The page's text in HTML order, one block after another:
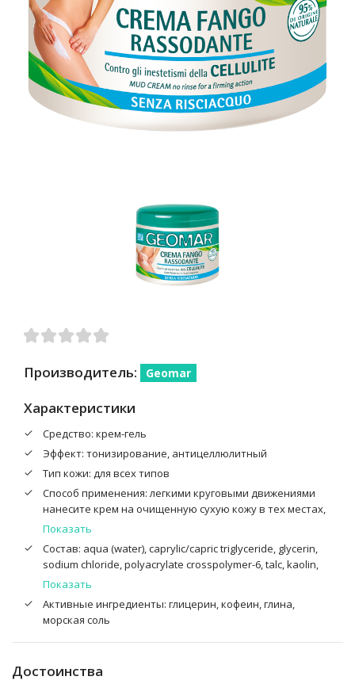
Производитель: Geomar
Характеристики
Средство: крем-гель
Эффект: тонизирование, антицеллюлитный
Тип кожи: для всех типов
Способ применения: легкими круговыми движениями
нанесите крем на очищенную сухую кожу в тех местах,
где это необходимо: бедра, ягодицы и живот.
менее 30 дней подряд. При необходимости этот срок
можно продлить
Показать
Состав: aqua (water), caprylic/capric triglyceride, glycerin,
sodium chloride, polyacrylate crosspolymer-6, talc, kaolin,
solum fullonum (fullers earth), ginkgo biloba leaf extract,
extract), maris sal (sea salt), ppg-26-buteth-26, peg-40
hydrogenated castor oil, sodium polyacrylate, dicaprylyl
carbonate, t-butyl alcohol, polyglyceryl-3 caprate, disodium
phenoxyethanol, sodium benzoate, potassium sorbate
Показать
Активные ингредиенты: глицерин, кофеин, глина,
морская соль
Достоинства